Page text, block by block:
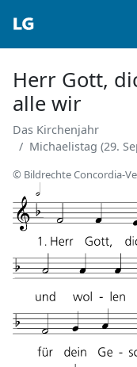
Das Kirchenjahr
Michaelistag (29.
Herr Gott,
alle wir
© Bildrechte Concordia-